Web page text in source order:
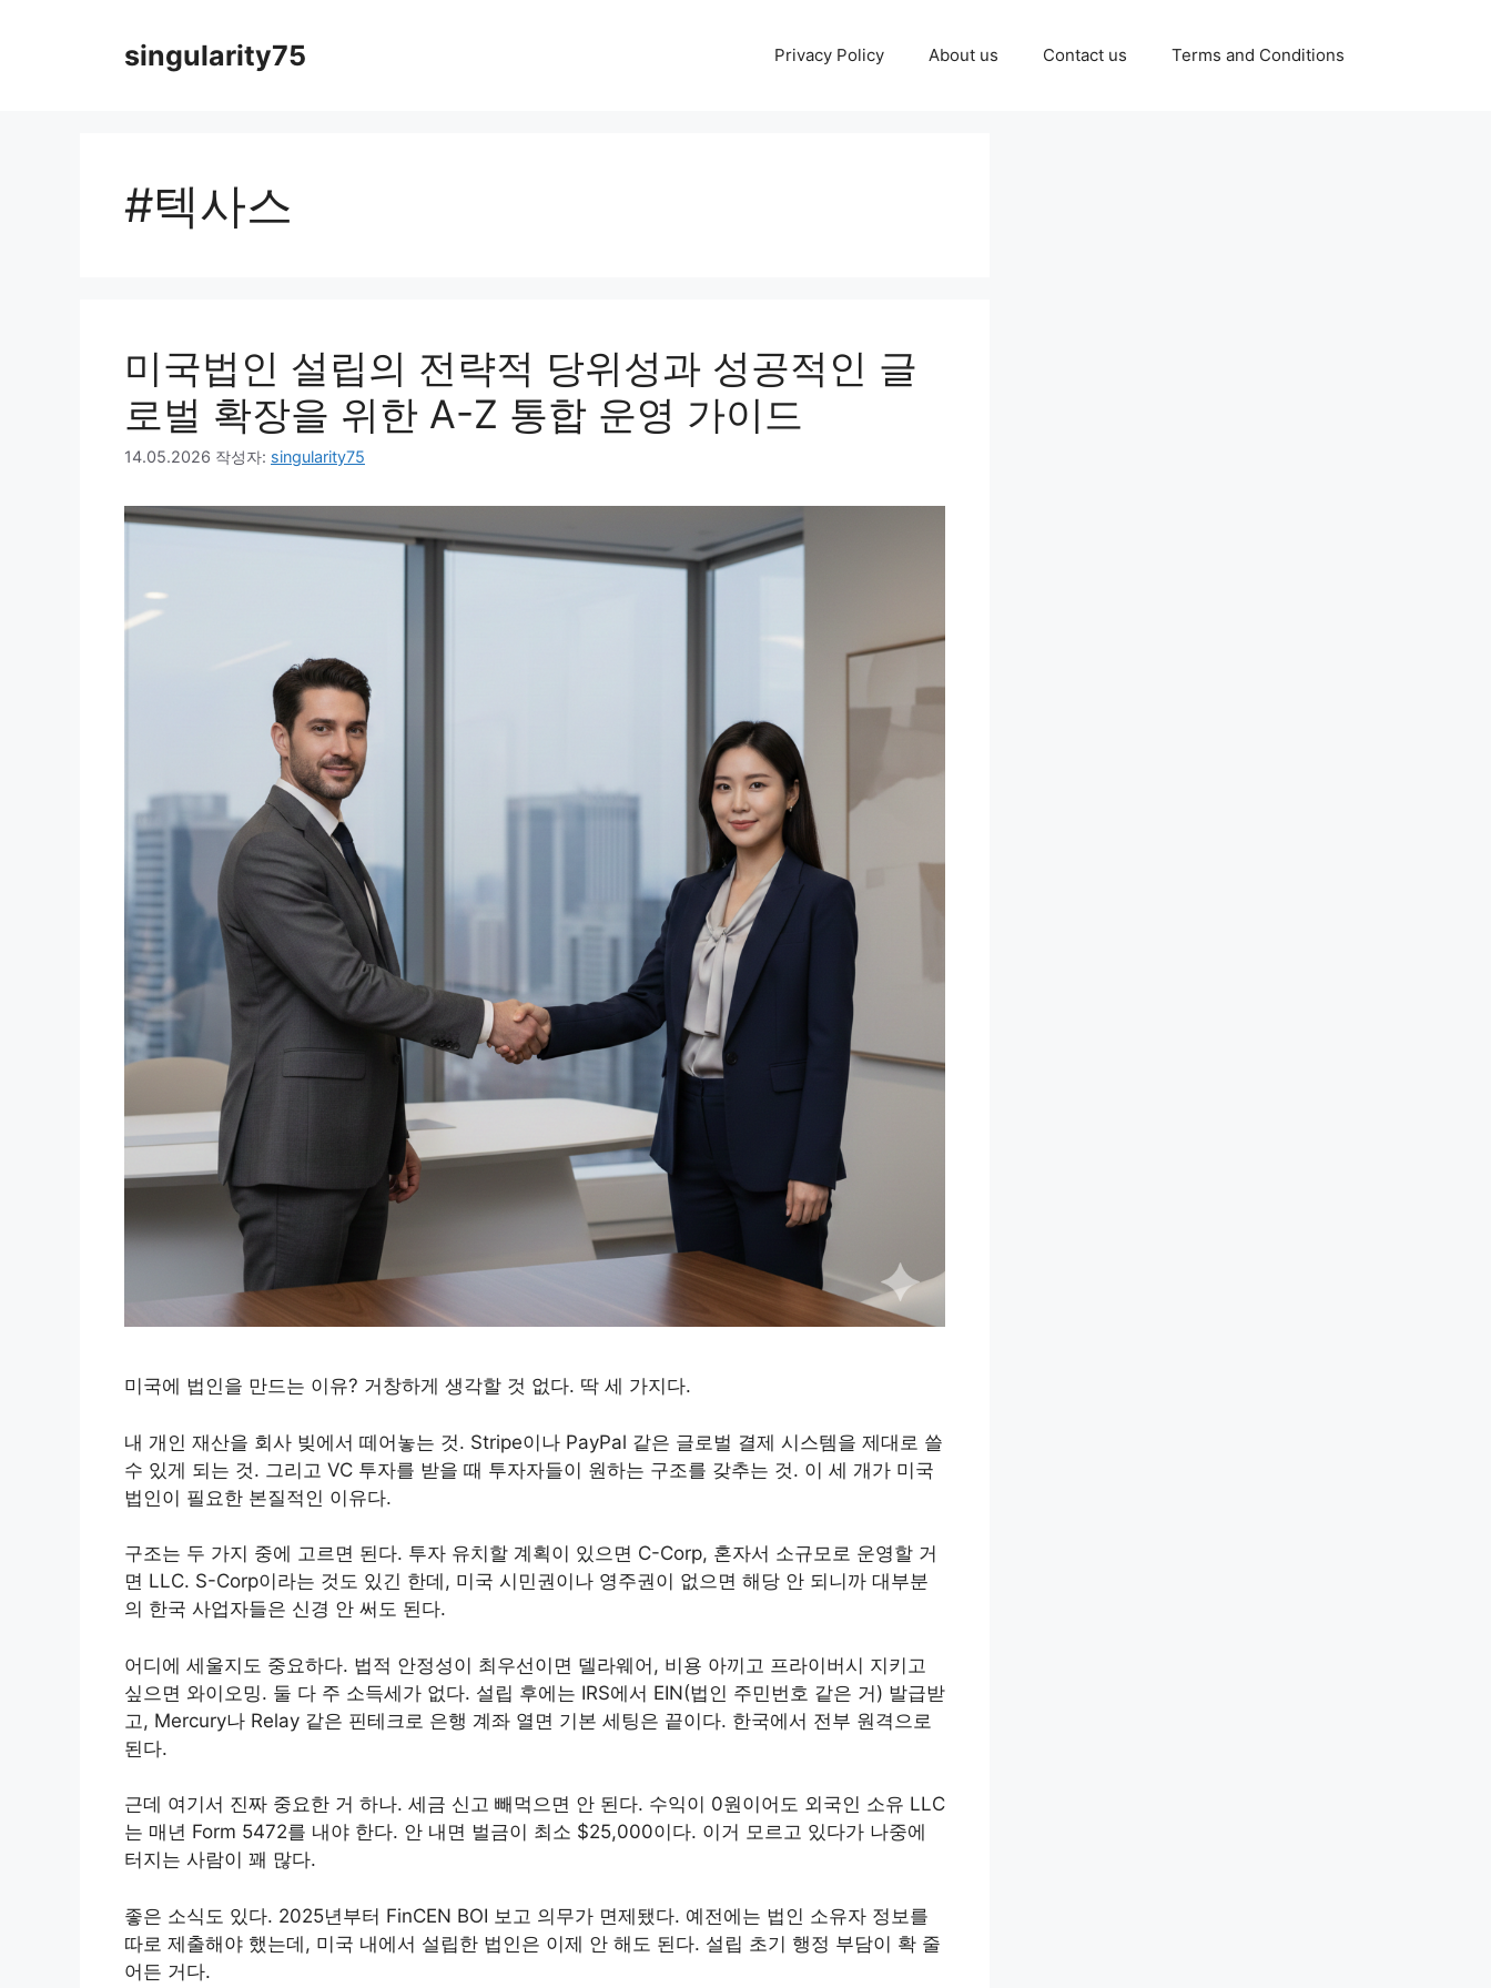
singularity75 Privacy Policy About us Contact us Terms and Conditions
#텍사스
미국법인 설립의 전략적 당위성과 성공적인 글
로벌 확장을 위한 A-Z 통합 운영 가이드
14.05.2026 작성자: singularity75
미국에 법인을 만드는 이유? 거창하게 생각할 것 없다. 딱 세 가지다.
내 개인 재산을 회사 빚에서 떼어놓는 것. Stripe이나 PayPal 같은 글로벌 결제 시스템을 제대로 쓸
수 있게 되는 것. 그리고 VC 투자를 받을 때 투자자들이 원하는 구조를 갖추는 것. 이 세 개가 미국
법인이 필요한 본질적인 이유다.
구조는 두 가지 중에 고르면 된다. 투자 유치할 계획이 있으면 C-Corp, 혼자서 소규모로 운영할 거
면 LLC. S-Corp이라는 것도 있긴 한데, 미국 시민권이나 영주권이 없으면 해당 안 되니까 대부분
의 한국 사업자들은 신경 안 써도 된다.
어디에 세울지도 중요하다. 법적 안정성이 최우선이면 델라웨어, 비용 아끼고 프라이버시 지키고
싶으면 와이오밍. 둘 다 주 소득세가 없다. 설립 후에는 IRS에서 EIN(법인 주민번호 같은 거) 발급받
고, Mercury나 Relay 같은 핀테크로 은행 계좌 열면 기본 세팅은 끝이다. 한국에서 전부 원격으로
된다.
근데 여기서 진짜 중요한 거 하나. 세금 신고 빼먹으면 안 된다. 수익이 0원이어도 외국인 소유 LLC
는 매년 Form 5472를 내야 한다. 안 내면 벌금이 최소 $25,000이다. 이거 모르고 있다가 나중에
터지는 사람이 꽤 많다.
좋은 소식도 있다. 2025년부터 FinCEN BOI 보고 의무가 면제됐다. 예전에는 법인 소유자 정보를
따로 제출해야 했는데, 미국 내에서 설립한 법인은 이제 안 해도 된다. 설립 초기 행정 부담이 확 줄
어든 거다.